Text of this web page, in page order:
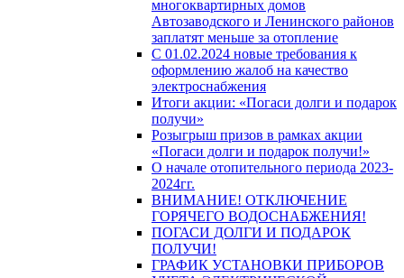
многоквартирных домов
Автозаводского и Ленинского районов
заплатят меньше за отопление
С 01.02.2024 новые требования к
оформлению жалоб на качество
электроснабжения
Итоги акции: «Погаси долги и подарок
получи»
Розыгрыш призов в рамках акции
«Погаси долги и подарок получи!»
О начале отопительного периода 2023-
2024гг.
ВНИМАНИЕ! ОТКЛЮЧЕНИЕ
ГОРЯЧЕГО ВОДОСНАБЖЕНИЯ!
ПОГАСИ ДОЛГИ И ПОДАРОК
ПОЛУЧИ!
ГРАФИК УСТАНОВКИ ПРИБОРОВ